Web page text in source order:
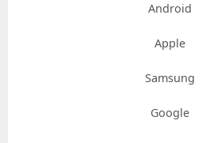
Android
Apple
Samsung
Google